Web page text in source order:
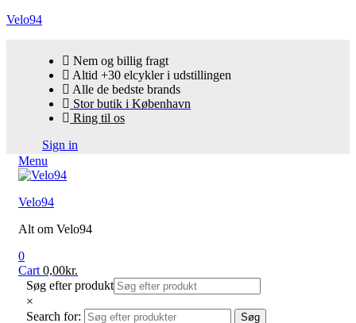
Velo94
Nem og billig fragt
Altid +30 elcykler i udstillingen
Alle de bedste brands
Stor butik i København
Ring til os
Sign in
Menu
Velo94
Alt om Velo94
0
Cart 0,00kr.
Søg efter produkt
×
Search for:
Søg